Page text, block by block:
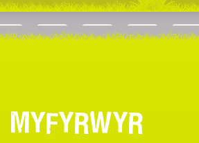
MYFYRWYR